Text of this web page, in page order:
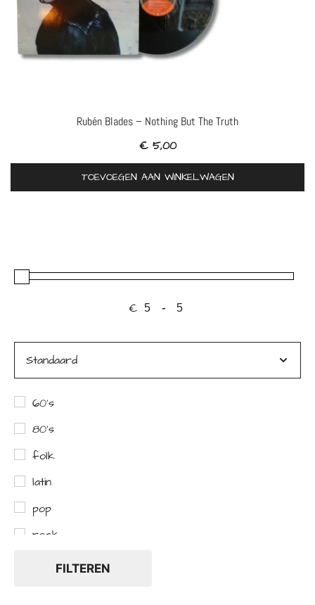
Rubén Blades – Nothing But The Truth
€5,00
TOEVOEGEN AAN WINKELWAGEN
€
Minimale prijs
-
Maximale prijs
Sorteer producten
60's
80's
folk
latin
pop
rock
FILTEREN